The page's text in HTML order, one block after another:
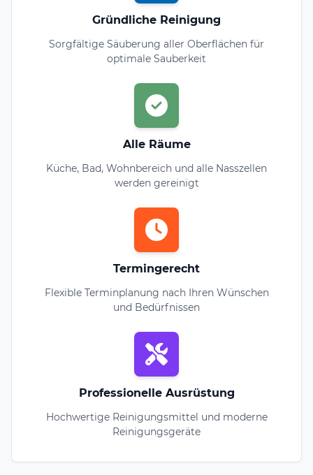
Gründliche Reinigung
Sorgfältige Säuberung aller Oberflächen für
optimale Sauberkeit
Alle Räume
Küche, Bad, Wohnbereich und alle Nasszellen
werden gereinigt
Termingerecht
Flexible Terminplanung nach Ihren Wünschen
und Bedürfnissen
Professionelle Ausrüstung
Hochwertige Reinigungsmittel und moderne
Reinigungsgeräte